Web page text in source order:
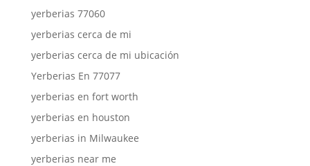
yerberias 77060
yerberias cerca de mi
yerberias cerca de mi ubicación
Yerberias En 77077
yerberias en fort worth
yerberias en houston
yerberias in Milwaukee
yerberias near me